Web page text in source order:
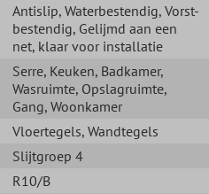
Antislip, Waterbestendig, Vorst-
bestendig, Gelijmd aan een
net, klaar voor installatie
Serre, Keuken, Badkamer,
Wasruimte, Opslagruimte,
Gang, Woonkamer
Vloertegels, Wandtegels
Slijtgroep 4
R10/B